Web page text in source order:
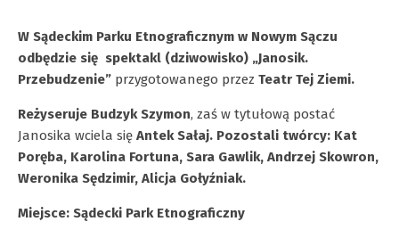
W Sądeckim Parku Etnograficznym w Nowym Sączu
odbędzie się spektakl (dziwowisko) „Janosik.
Przebudzenie” przygotowanego przez Teatr Tej Ziemi.
Reżyseruje Budzyk Szymon, zaś w tytułową postać
Janosika wciela się Antek Sałaj. Pozostali twórcy: Kat
Poręba, Karolina Fortuna, Sara Gawlik, Andrzej Skowron,
Weronika Sędzimir, Alicja Gołyźniak.
Miejsce: Sądecki Park Etnograficzny